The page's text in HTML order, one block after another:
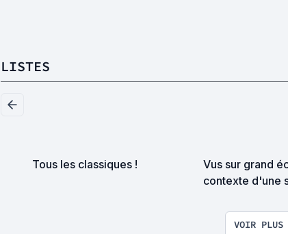
LISTES
Tous les classiques !
Vus sur grand
contexte d'une
VOIR